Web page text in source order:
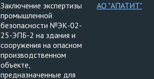
Заключение экспертизы
промышленной
безопасности №ЭК-02-
25-ЭПБ-2 на здания и
сооружения на опасном
производственном
объекте,
предназначенные для
АО "АПАТИТ"